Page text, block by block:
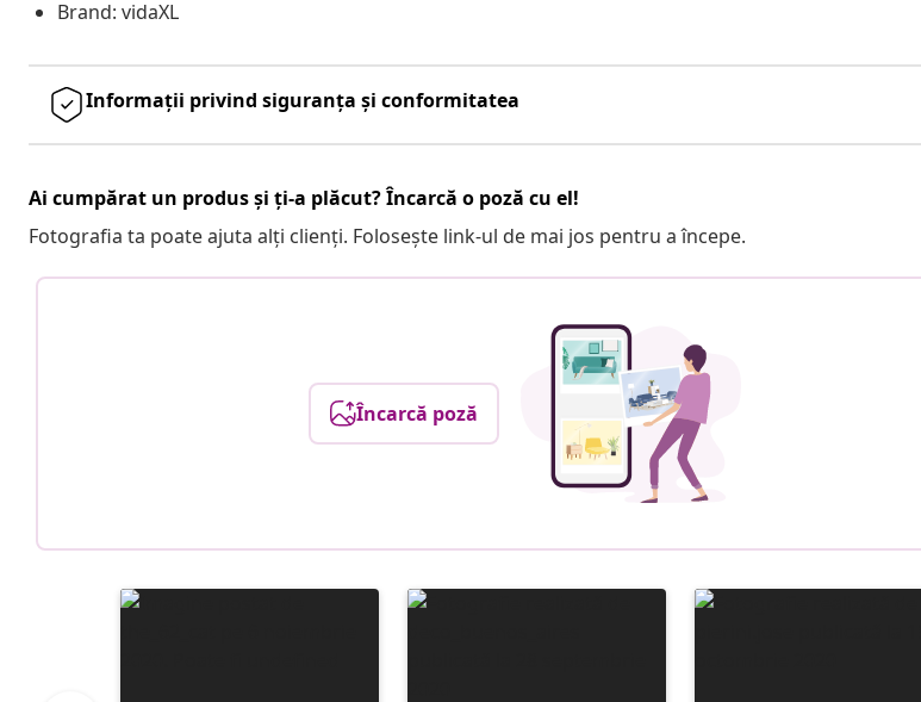
Brand: vidaXL
Informații privind siguranța și conformitatea
Ai cumpărat un produs și ți-a plăcut? Încarcă o poză cu el!
Fotografia ta poate ajuta alți clienți. Folosește link-ul de mai jos pentru a începe.
Încarcă poză